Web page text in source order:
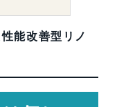
能改善型リノ